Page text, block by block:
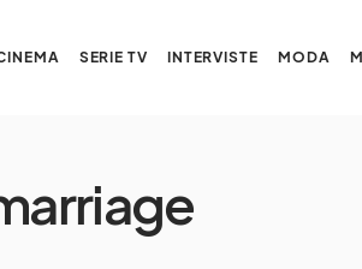
SERIE TV INTERVISTE MODA